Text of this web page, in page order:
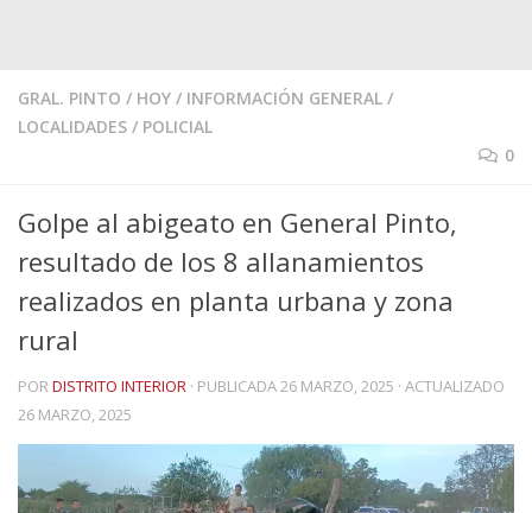
GRAL. PINTO / HOY / INFORMACIÓN GENERAL /
LOCALIDADES / POLICIAL
0
Golpe al abigeato en General Pinto,
resultado de los 8 allanamientos
realizados en planta urbana y zona
rural
PORDISTRITO INTERIOR · PUBLICADA26 MARZO, 2025 · ACTUALIZADO
26 MARZO, 2025